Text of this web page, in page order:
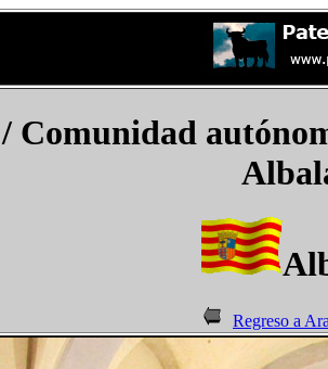
/ Comunidad
Regreso a